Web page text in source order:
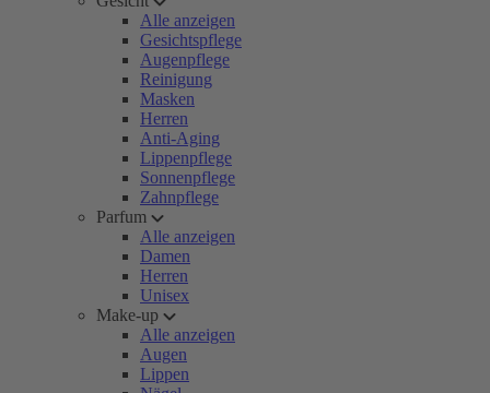
Alle anzeigen
Gesichtspflege
Augenpflege
Reinigung
Masken
Herren
Anti-Aging
Lippenpflege
Sonnenpflege
Zahnpflege
Parfum
Alle anzeigen
Damen
Herren
Unisex
Make-up
Alle anzeigen
Augen
Lippen